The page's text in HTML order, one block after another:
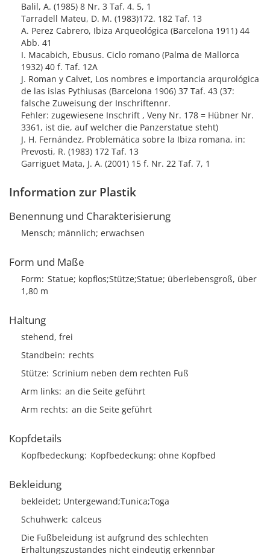
Balil, A. (1985) 8 Nr. 3 Taf. 4. 5, 1
Tarradell Mateu, D. M. (1983)172. 182 Taf. 13
A. Perez Cabrero, Ibiza Arqueológica (Barcelona 1911) 44
Abb. 41
I. Macabich, Ebusus. Ciclo romano (Palma de Mallorca
1932) 40 f. Taf. 12A
J. Roman y Calvet, Los nombres e importancia arqurológica
de las islas Pythiusas (Barcelona 1906) 37 Taf. 43 (37:
falsche Zuweisung der Inschriftennr.
Fehler: zugewiesene Inschrift , Veny Nr. 178 = Hübner Nr.
3361, ist die, auf welcher die Panzerstatue steht)
J. H. Fernández, Problemática sobre la Ibiza romana, in:
Prevosti, R. (1983) 172 Taf. 13
Garriguet Mata, J. A. (2001) 15 f. Nr. 22 Taf. 7, 1
Information zur Plastik
Benennung und Charakterisierung
Mensch; männlich; erwachsen
Form und Maße
Form Statue; kopflos;Stütze;Statue; überlebensgroß, über
1,80 m
Haltung
stehend, frei
Standbein
rechts
Stütze Scrinium neben dem rechten Fuß
Arm links an die Seite geführt
Arm rechts an die Seite geführt
Kopfdetails
Kopfbedeckung Kopfbedeckung: ohne Kopfbed
Bekleidung
bekleidet; Untergewand;Tunica;Toga
Schuhwerk calceus
Die Fußbeleidung ist aufgrund des schlechten
Erhaltungszustandes nicht eindeutig erkennbar